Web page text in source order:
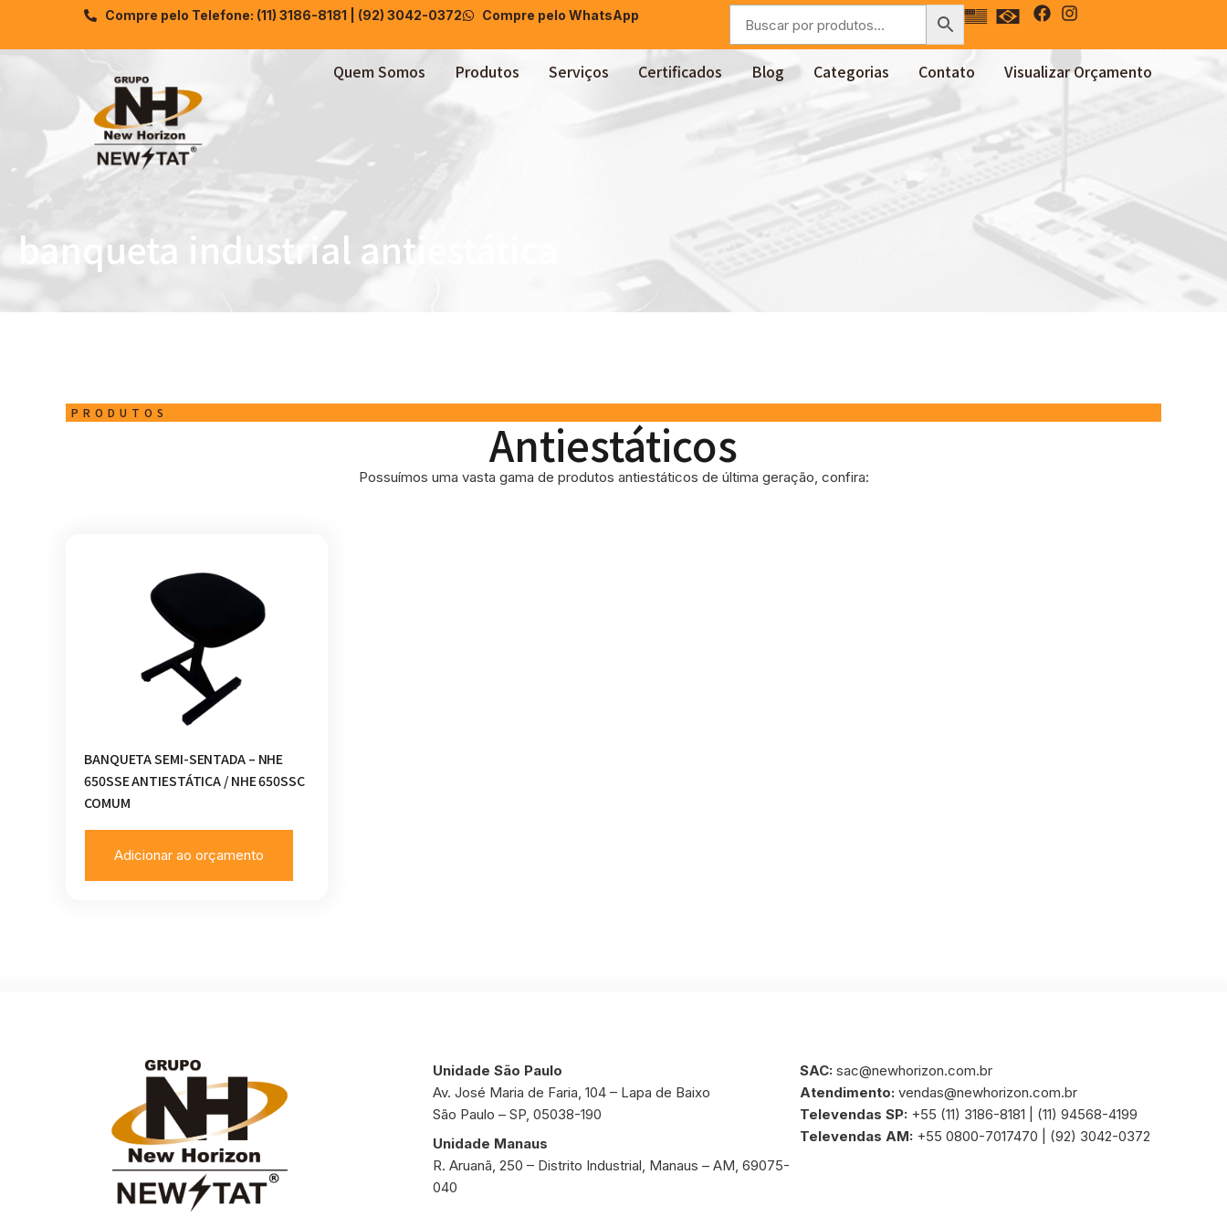
Compre pelo Telefone: (11) 3186-8181 | (92) 3042-0372 Compre pelo WhatsApp
Quem Somos Produtos Serviços Certificados Blog Categorias Contato Visualizar Orçamento
banqueta industrial antiestática
PRODUTOS
Antiestáticos
Possuímos uma vasta gama de produtos antiestáticos de última geração, confira:
BANQUETA SEMI-SENTADA – NHE
650SSE ANTIESTÁTICA / NHE 650SSC
COMUM
Adicionar ao orçamento
Unidade São Paulo
Av. José Maria de Faria, 104 – Lapa de Baixo
São Paulo – SP, 05038-190
Unidade Manaus
R. Aruanã, 250 – Distrito Industrial, Manaus – AM, 69075-
040
SAC: sac@newhorizon.com.br
Atendimento: vendas@newhorizon.com.br
Televendas SP: +55 (11) 3186-8181 | (11) 94568-4199
Televendas AM: +55 0800-7017470 | (92) 3042-0372